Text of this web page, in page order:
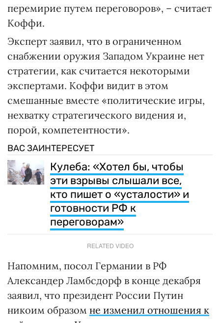
перемирие путем переговоров», – считает
Коффи.
Эксперт заявил, что в ограниченном
снабжении оружия Западом Украине нет
стратегии, как считается некоторыми
экспертами. Коффи видит в этом
смешанные вместе «политические игры,
нехватку стратегического видения и,
порой, компетентности».
ВАС ЗАИНТЕРЕСУЕТ
Кулеба: «Хотел бы, чтобы
эти взрывы слышали все,
кто пишет о «усталости» и
готовности РФ к
переговорам»
RELATED VIDEO
Напомним, посол Германии в РФ
Александер Ламбсдорф в конце декабря
заявил, что президент России Путин
никоим образом не изменил отношения к